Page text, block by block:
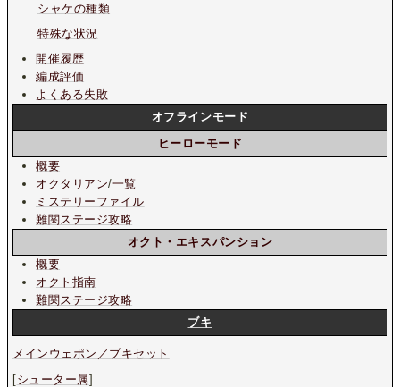
シャケの種類
特殊な状況
開催履歴
編成評価
よくある失敗
オフラインモード
ヒーローモード
概要
オクタリアン/一覧
ミステリーファイル
難関ステージ攻略
オクト・エキスパンション
概要
オクト指南
難関ステージ攻略
ブキ
メインウェポン／ブキセット
[シューター属]